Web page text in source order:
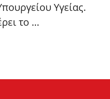
Υγείας.
το …